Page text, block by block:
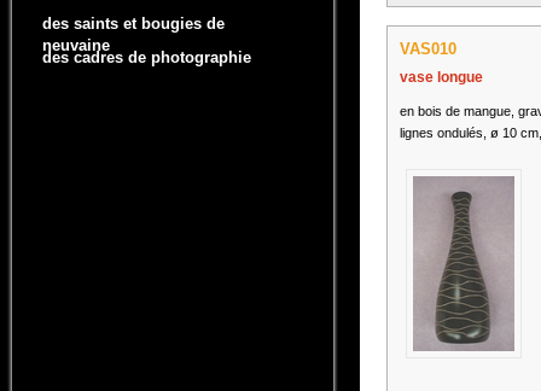
des saints et bougies de
neuvaine
des cadres de photographie VAS010
vase longue
en bois de mangue,
lignes ondulés, ø 10